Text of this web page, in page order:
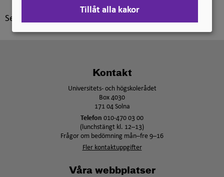
Senast uppdaterad:
Kontakt
Universitets- och högskolerådet
Box 4030
171 04 Solna
Telefon 010-470 03 00
(lunchstängt kl. 12–13)
Frågor om bedömning mån–fre 9–16
Fler kontaktuppgifter
Våra webbplatser
Tillåt alla kakor